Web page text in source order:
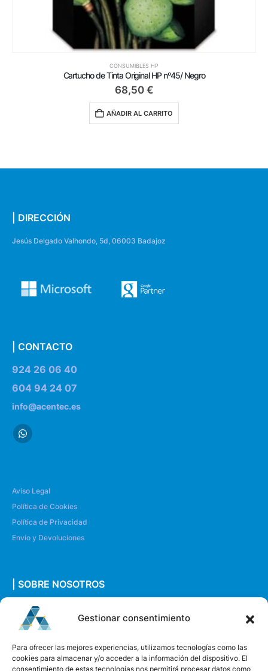
Gestionar consentimiento
Para ofrecer las mejores experiencias, utilizamos tecnologías como las
cookies para almacenar y/o acceder a la información del dispositivo. El
consentimiento de estas tecnologías nos permitirá procesar datos como
CONSUMIBLES HP
Cartucho de Tinta Original HP nº45/ Negro
68,50 €
AÑADIR AL CARRITO
| DIRECCIÓN
Jesús Delgado Valhondo, 5d, 06003 Badajoz
| CONTACTO
924 26 06 40
604 94 24 07
info@acentec.es
Aviso Legal
Política de Cookies
Política de Privacidad
Envío y Devoluciones
| SOBRE NOSOTROS
Quiénes somos
Envíanos un mensaje